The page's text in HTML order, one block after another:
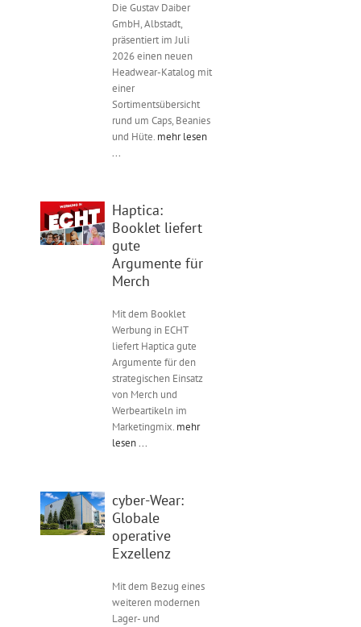
Die Gustav Daiber
GmbH, Albstadt,
präsentiert im Juli
2026 einen neuen
Headwear-Katalog mit
einer
Sortimentsübersicht
rund um Caps, Beanies
und Hüte. mehr lesen
...
Haptica:
Booklet liefert
gute
Argumente für
Merch
Mit dem Booklet
Werbung in ECHT
liefert Haptica gute
Argumente für den
strategischen Einsatz
von Merch und
Werbeartikeln im
Marketingmix. mehr
lesen ...
cyber-Wear:
Globale
operative
Exzellenz
Mit dem Bezug eines
weiteren modernen
Lager- und